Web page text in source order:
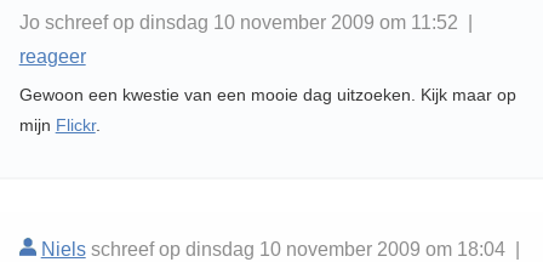
Jo schreef op dinsdag 10 november 2009 om 11:52 |
reageer
Gewoon een kwestie van een mooie dag uitzoeken. Kijk maar op
mijn Flickr.
Nielsschreef op dinsdag 10 november 2009 om 18:04 |